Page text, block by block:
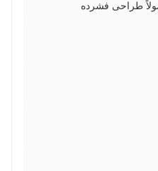
طراحی فشرده